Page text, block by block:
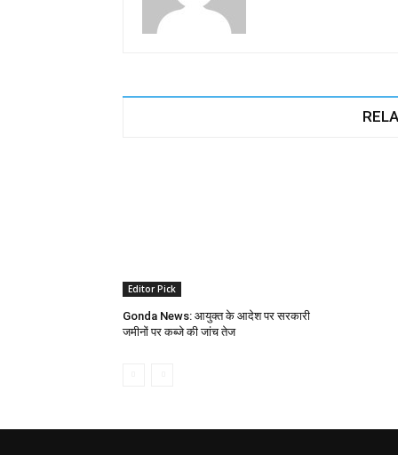
Editor Pick
Gonda News: आयुक्त के आदेश पर सरकारी
जमीनों पर कब्जे की जांच तेज